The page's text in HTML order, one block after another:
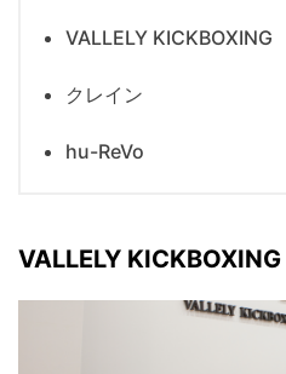
VALLELY KICKBOXING
クレイン
hu-ReVo
VALLELY KICKBOXING